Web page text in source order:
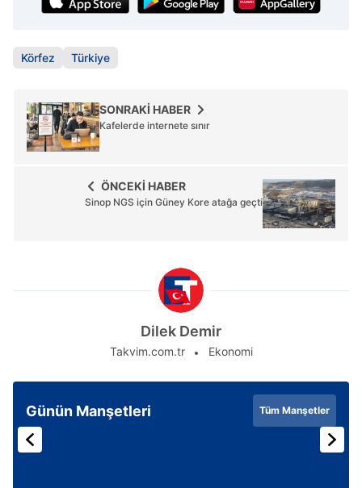
Körfez Türkiye
SONRAKİ HABER
Kafelerde internete sınır
ÖNCEKİ HABER
Sinop NGS için Güney Kore atağa geçti
Dilek Demir
Takvim.com.tr Ekonomi
Günün Manşetleri Tüm Manşetler